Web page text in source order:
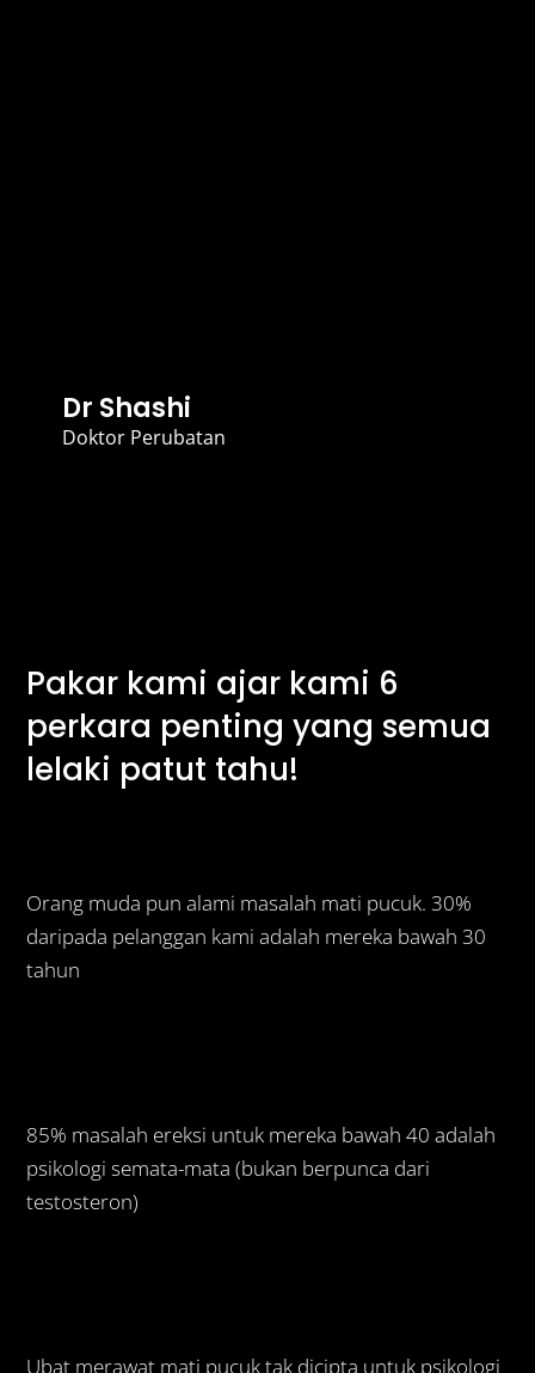
Dr Shashi
Doktor Perubatan
Pakar kami ajar kami 6
perkara penting yang semua
lelaki patut tahu!
Orang muda pun alami masalah mati pucuk. 30%
daripada pelanggan kami adalah mereka bawah 30
tahun
85% masalah ereksi untuk mereka bawah 40 adalah
psikologi semata-mata (bukan berpunca dari
testosteron)
Ubat merawat mati pucuk tak dicipta untuk psikologi